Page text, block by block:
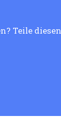
Teile diesen